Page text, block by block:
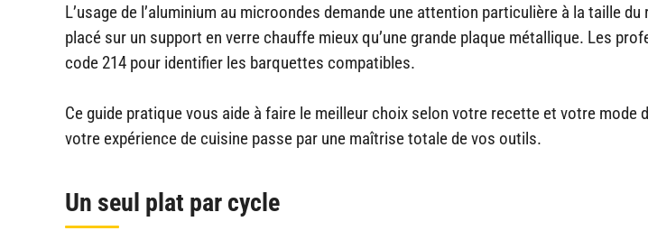
L’usage de l’aluminium au microondes demande une attention particulière à la taille
placé sur un support en verre chauffe mieux qu’une grande plaque métallique. Les
code 214 pour identifier les barquettes compatibles.
Ce guide pratique vous aide à faire le meilleur choix selon votre recette et votre mode
votre expérience de cuisine passe par une maîtrise totale de vos outils.
Un seul plat par cycle